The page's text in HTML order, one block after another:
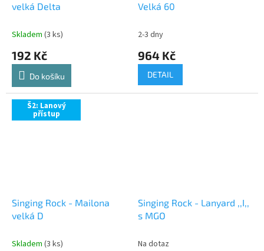
velká Delta
Skladem (3 ks)
192 Kč
Do košíku
Velká 60
2-3 dny
964 Kč
DETAIL
Š2: Lanový
přístup
Singing Rock - Mailona
velká D
Skladem (3 ks)
Singing Rock - Lanyard ,,I,,
s MGO
Na dotaz